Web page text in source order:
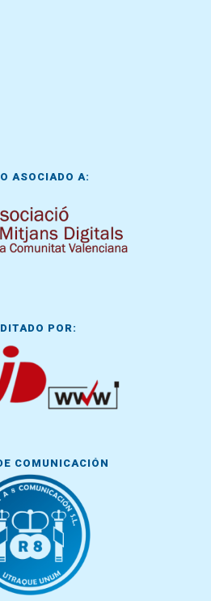
ASOCIADO A:
POR:
COMUNICACIÓN